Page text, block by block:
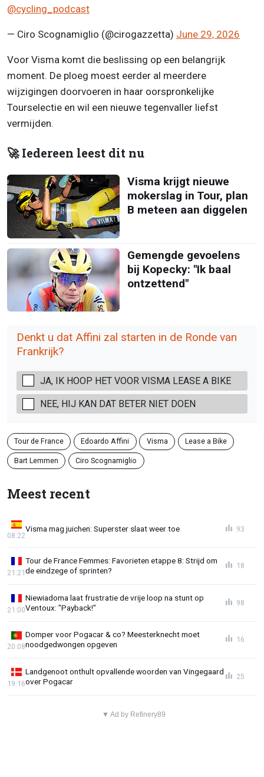
@cycling_podcast
— Ciro Scognamiglio (@cirogazzetta) June 29, 2026
Voor Visma komt die beslissing op een belangrijk
moment. De ploeg moest eerder al meerdere
wijzigingen doorvoeren in haar oorspronkelijke
Tourselectie en wil een nieuwe tegenvaller liefst
vermijden.
🚀 Iedereen leest dit nu
Visma krijgt nieuwe
mokerslag in Tour, plan
B meteen aan diggelen
Gemengde gevoelens
bij Kopecky: "Ik baal
ontzettend"
Denkt u dat Affini zal starten in de Ronde van
Frankrijk?
JA, IK HOOP HET VOOR VISMA LEASE A BIKE
NEE, HIJ KAN DAT BETER NIET DOEN
Tour de France Edoardo Affini Visma Lease a Bike
Bart Lemmen Ciro Scognamiglio
Meest recent
Visma mag juichen: Superster slaat weer toe
08:22
93
Tour de France Femmes: Favorieten etappe 8: Strijd om
de eindzege of sprinten?
21:21
18
Niewiadoma laat frustratie de vrije loop na stunt op
Ventoux: "Payback!"
21:00
98
Domper voor Pogacar & co? Meesterknecht moet
noodgedwongen opgeven
20:08
16
Landgenoot onthult opvallende woorden van Vingegaard
over Pogacar
19:16
25
▼ Ad by Refinery89